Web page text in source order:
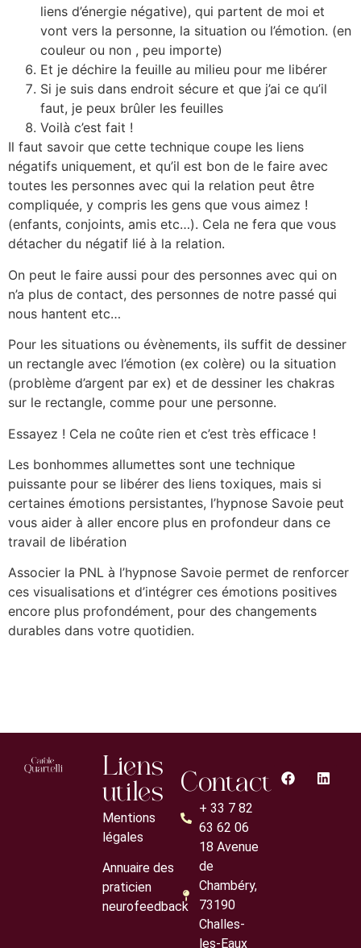
liens d’énergie négative), qui partent de moi et
vont vers la personne, la situation ou l’émotion. (en
couleur ou non , peu importe)
Et je déchire la feuille au milieu pour me libérer
Si je suis dans endroit sécure et que j’ai ce qu’il
faut, je peux brûler les feuilles
Voilà c’est fait !
Il faut savoir que cette technique coupe les liens
négatifs uniquement, et qu’il est bon de le faire avec
toutes les personnes avec qui la relation peut être
compliquée, y compris les gens que vous aimez !
(enfants, conjoints, amis etc…). Cela ne fera que vous
détacher du négatif lié à la relation.
On peut le faire aussi pour des personnes avec qui on
n’a plus de contact, des personnes de notre passé qui
nous hantent etc…
Pour les situations ou évènements, ils suffit de dessiner
un rectangle avec l’émotion (ex colère) ou la situation
(problème d’argent par ex) et de dessiner les chakras
sur le rectangle, comme pour une personne.
Essayez ! Cela ne coûte rien et c’est très efficace !
Les bonhommes allumettes sont une technique
puissante pour se libérer des liens toxiques, mais si
certaines émotions persistantes, l’hypnose Savoie peut
vous aider à aller encore plus en profondeur dans ce
travail de libération
Associer la PNL à l’hypnose Savoie permet de renforcer
ces visualisations et d’intégrer ces émotions positives
encore plus profondément, pour des changements
durables dans votre quotidien.
Liens
utiles
Mentions
légales
Annuaire des
praticien
neurofeedback
Contact
+ 33 7 82
63 62 06
18 Avenue
de
Chambéry,
73190
Challes-
les-Eaux